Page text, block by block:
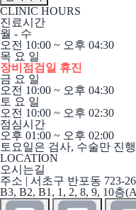
CLINIC HOURS
진료시간
월 - 수
오전 10:00 ~ 오후 04:30
목 요 일
장비점검일 휴진
금 요 일
오전 10:00 ~ 오후 04:30
토 요 일
오전 10:00 ~ 오후 02:30
점심시간
오후 01:00 ~ 오후 02:00
토요일은 검사, 수술만 진
LOCATION
오시는길
주소 | 서초구 반포동 723-26
B3, B2, B1, 1, 2, 8, 9, 10층